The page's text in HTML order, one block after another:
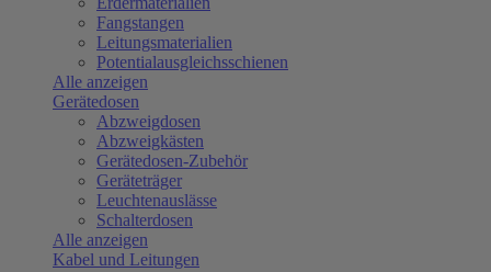
Fangstangen
Leitungsmaterialien
Potentialausgleichsschienen
Alle anzeigen
Gerätedosen
Abzweigdosen
Abzweigkästen
Gerätedosen-Zubehör
Geräteträger
Leuchtenauslässe
Schalterdosen
Alle anzeigen
Kabel und Leitungen